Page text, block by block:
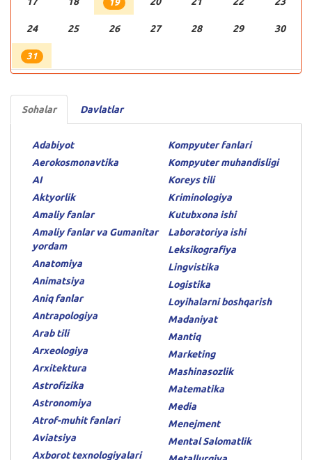
19
24 25 26 27 28 29 30
31
Sohalar Davlatlar
Adabiyot
Aerokosmonavtika
AI
Aktyorlik
Amaliy fanlar
Amaliy fanlar va Gumanitar
yordam
Anatomiya
Animatsiya
Aniq fanlar
Antrapologiya
Arab tili
Arxeologiya
Arxitektura
Astrofizika
Astronomiya
Atrof-muhit fanlari
Aviatsiya
Axborot texnologiyalari
Kompyuter fanlari
Kompyuter muhandisligi
Koreys tili
Kriminologiya
Kutubxona ishi
Laboratoriya ishi
Leksikografiya
Lingvistika
Logistika
Loyihalarni boshqarish
Madaniyat
Mantiq
Marketing
Mashinasozlik
Matematika
Media
Menejment
Mental Salomatlik